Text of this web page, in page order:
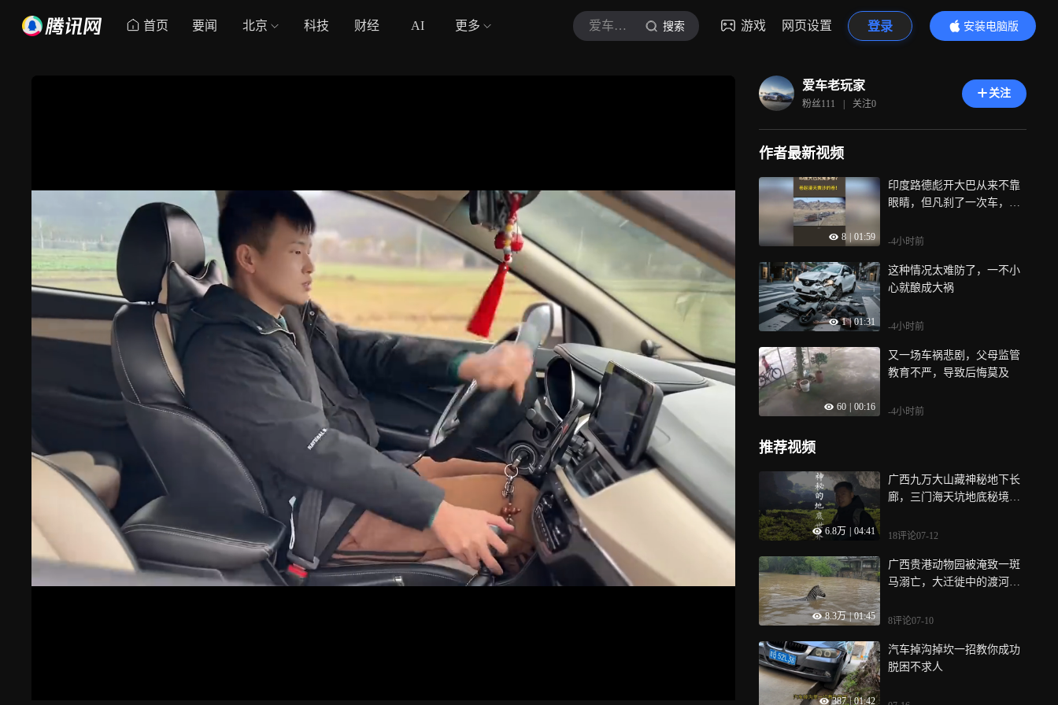
首页 要闻 北京 科技 财经 AI 更多 爱车老玩家 搜索 游戏 网页设置 登录
安装电脑版
内容更精彩
爱车老玩家
粉丝111 | 关注0
关注
作者最新视频
8 01:59
印度路德彪开大巴从来不靠
眼睛，但凡刹了一次车，就
-4小时前
1 | 01:31
这种情况太难防了，一不小
心就酿成大祸
-4小时前
60 00:16
又一场车祸悲剧，父母监管
教育不严，导致后悔莫及
-4小时前
推荐视频
6.8万 04:41
广西九万大山藏神秘地下长
廊，三门海天坑地底秘境，
18评论07-12
8.3万 | 01:45
广西贵港动物园被淹致一斑
马溺亡，大迁徙中的渡河高
8评论07-10
387 | 01:42
汽车掉沟掉坎一招教你成功
脱困不求人